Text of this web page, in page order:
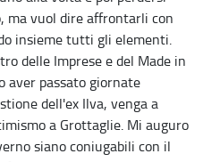
ma vuol dire affrontarli con
insieme tutti gli elementi.
delle Imprese e del Made in
aver passato giornate
dell'ex Ilva, venga a
a Grottaglie. Mi auguro
siano coniugabili con il